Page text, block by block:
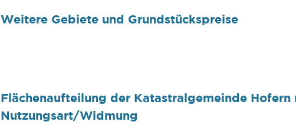
Weitere Gebiete und Grundstückspreise
Flächenaufteilung der Katastralgemeinde Hofern
Nutzungsart/Widmung